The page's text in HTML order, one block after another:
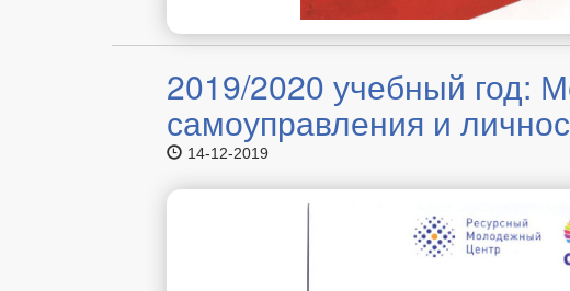
2019/2020 учебный год:
самоуправления и
14-12-2019